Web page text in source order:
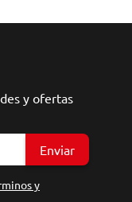
y ofertas
Enviar
y